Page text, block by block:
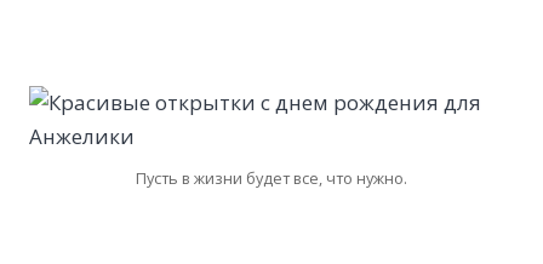
Пусть в жизни будет все, что нужно.